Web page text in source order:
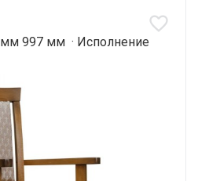
997 мм · Исполнение